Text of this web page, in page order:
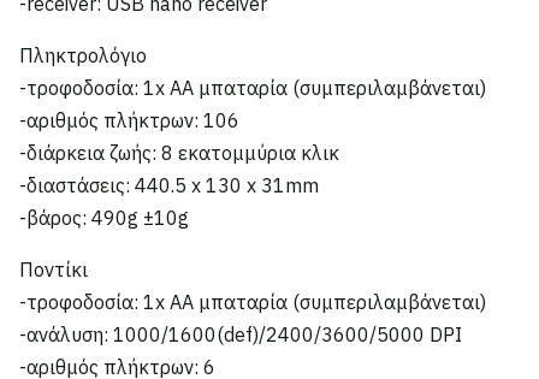
Πληκτρολόγιο
-τροφοδοσία: 1x AA μπαταρία (συμπεριλαμβάνεται)
-αριθμός πλήκτρων: 106
-διάρκεια ζωής: 8 εκατομμύρια κλικ
-διαστάσεις: 440.5 x 130 x 31mm
-βάρος: 490g ±10g
Ποντίκι
-τροφοδοσία: 1x AA μπαταρία (συμπεριλαμβάνεται)
-ανάλυση: 1000/1600(def)/2400/3600/5000 DPI
-αριθμός πλήκτρων: 6